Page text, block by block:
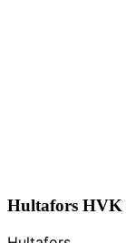
Hultafors HVK